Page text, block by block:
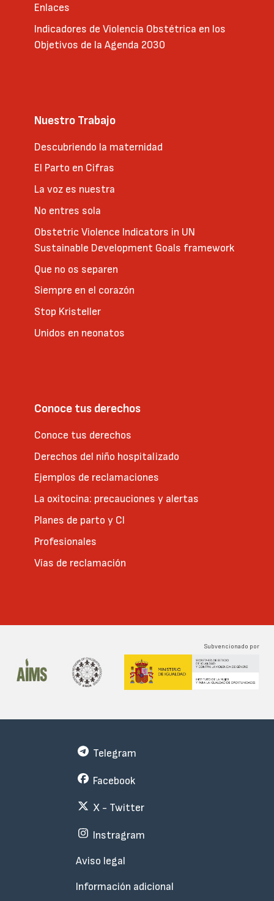
Enlaces
Indicadores de Violencia Obstétrica en los
Objetivos de la Agenda 2030
Nuestro Trabajo
Descubriendo la maternidad
El Parto en Cifras
La voz es nuestra
No entres sola
Obstetric Violence Indicators in UN
Sustainable Development Goals framework
Que no os separen
Siempre en el corazón
Stop Kristeller
Unidos en neonatos
Conoce tus derechos
Conoce tus derechos
Derechos del niño hospitalizado
Ejemplos de reclamaciones
La oxitocina: precauciones y alertas
Planes de parto y CI
Profesionales
Vías de reclamación
Subvencionado por
Subfooter
Telegram
Facebook
X - Twitter
Instragram
Aviso legal
Información adicional